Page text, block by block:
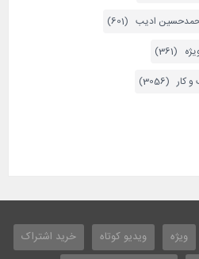
ادیب (601)
(361)
(3056)
ویژه ویدیو کوتاه
خرید اشتراک